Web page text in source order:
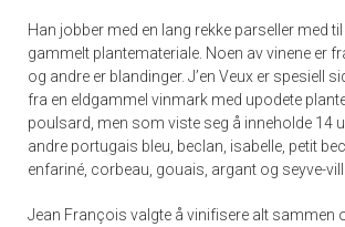
Han jobber med en lang rekke parseller med
gammelt plantemateriale. Noen av vinene er
og andre er blandinger. J’en Veux er spesiell
fra en eldgammel vinmark med upodete
poulsard, men som viste seg å inneholde 14
andre portugais bleu, beclan, isabelle, petit
enfariné, corbeau, gouais, argant og seyve-
Jean François valgte å vinifisere alt sammen